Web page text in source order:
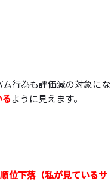
ム行為も評価減の対象にな
ように見えます。
位下落（私が見ているサ